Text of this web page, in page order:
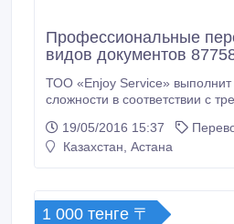
Профессиональные
видов документов
ТОО «Enjoy Service»
сложности в соответствии с
профессиональные
Квалификация наших
технологий, права, экономики и медицины
выполняют узкопрофильные
19/05/2016 15:37
Казахстан, Астана
1 000 тенге 〒